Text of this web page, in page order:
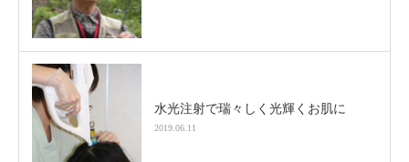
水光注射で瑞々しく光輝くお肌に
2019.06.11